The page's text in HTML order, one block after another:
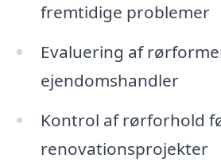
fremtidige problemer
Evaluering af
ejendomshandler
Kontrol af rørforhold
renovationsprojekter